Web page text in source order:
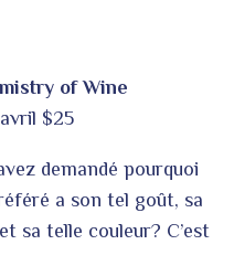
of Wine
$25
demandé pourquoi
a son tel goût, sa
sa telle couleur? C’est